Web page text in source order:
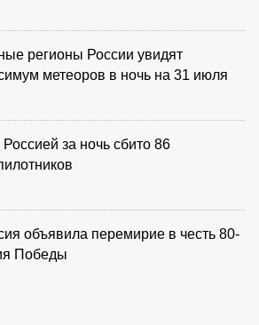
регионы России увидят
метеоров в ночь на 31 июля
за ночь сбито 86
объявила перемирие в честь 80-
Победы